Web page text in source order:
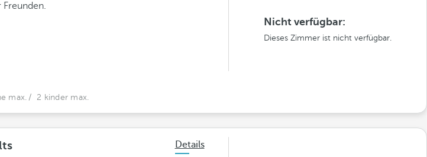
max. / 2 kinder max.
Nicht verfügbar:
Dieses Zimmer ist nicht verfügbar.
Details